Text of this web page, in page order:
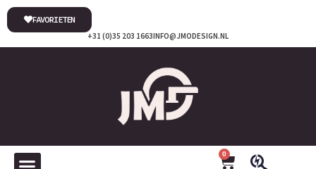
INFO@JMODESIGN.NL
+31 (0)35 203 1663
FAVORIETEN
0